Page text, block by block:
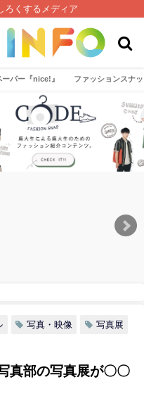
ろくするメディア
ーパー『nice!』 ファッションスナ
【Payどん】鹿児島市飲食店応援
写真・映像 写真展
真部の写真展が〇〇